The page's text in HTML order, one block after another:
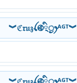
︾ℭ𝔯𝔲𝔷ꪶ࿋྄ིᤢꫂᴬᴳᵀ︾